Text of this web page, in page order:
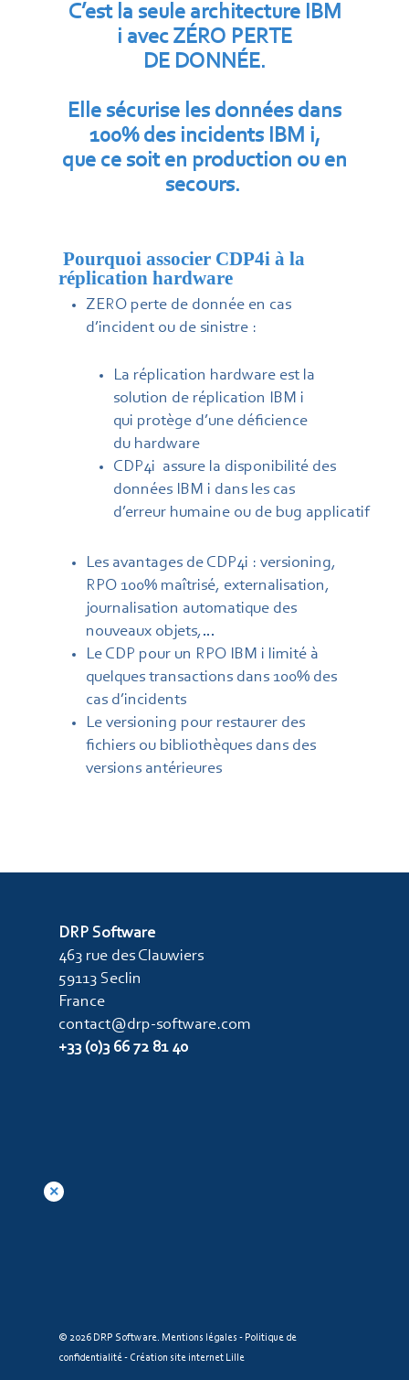
C’est la seule architecture IBM
i avec ZÉRO PERTE
DE DONNÉE.
Elle sécurise les données dans
100% des incidents IBM i,
que ce soit en production ou en
secours.
Pourquoi associer CDP4i à la
réplication hardware
ZERO perte de donnée en cas
d’incident ou de sinistre :
​La réplication hardware est la
solution de réplication IBM i
qui protège d’une déficience
du hardware
CDP4i assure la disponibilité des
données IBM i dans les cas
d’erreur humaine ou de bug applicatif​
Les avantages de CDP4i : versioning,
RPO 100% maîtrisé, externalisation,
journalisation automatique des
nouveaux objets,…
Le CDP pour un RPO IBM i limité à
quelques transactions dans 100% des
cas d’incidents
Le versioning pour restaurer des
fichiers ou bibliothèques dans des
versions antérieures
DRP Software
463 rue des Clauwiers
59113 Seclin
France
contact@drp-software.com
+33 (0)3 66 72 81 40
© 2026 DRP Software. Mentions légales - Politique de
confidentialité- Création site internet Lille